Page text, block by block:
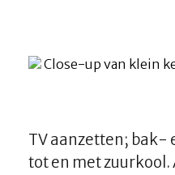
TV aanzetten; bak-
tot en met zuurkool.